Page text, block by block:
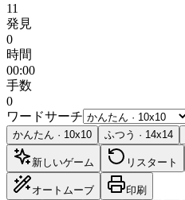
11
発見
0
時間
00:00
手数
0
ワードサーチ
かんたん · 10x10 ふつう · 14x14
新しいゲーム リスタート
オートムーブ
印刷